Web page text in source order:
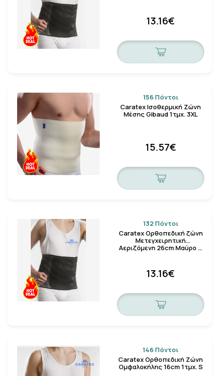
13.16€
156 Πόντοι
Caratex Ισοθερμική Ζώνη
Μέσης Gibaud 1τμχ. 3XL
15.57€
132 Πόντοι
Caratex Ορθοπεδική ζώνη
Μετεγχειρητική
Αεριζόμενη 26cm Μαύρο …
13.16€
146 Πόντοι
Caratex Ορθοπεδική Ζώνη
Ομφαλοκήλης 16cm 1τμχ. S